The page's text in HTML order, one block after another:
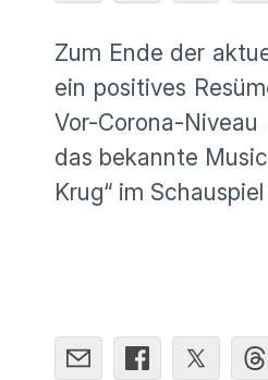
Zum Ende der
ein positives
Vor-Corona-
das bekannte
Krug“ im